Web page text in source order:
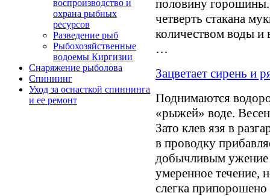
воспроизводство и
охрана рыбных
ресурсов
Разведение рыб
Рыбохозяйственные
водоемы Киргизии
Снаряжение рыболова
Спиннинг
Уход за оснасткой спиннинга
и ее ремонт
половину горошины.
четверть стакана
количеством воды
…
Зацветает сирень и
Поднимаются
«рыжей» воде.
Зато клев язя в
в проводку
добычливым ужение
умеренное течение,
слегка